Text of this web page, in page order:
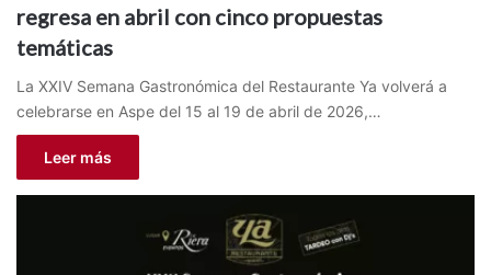
regresa en abril con cinco propuestas
temáticas
La XXIV Semana Gastronómica del Restaurante Ya volverá a
celebrarse en Aspe del 15 al 19 de abril de 2026,…
Leer más